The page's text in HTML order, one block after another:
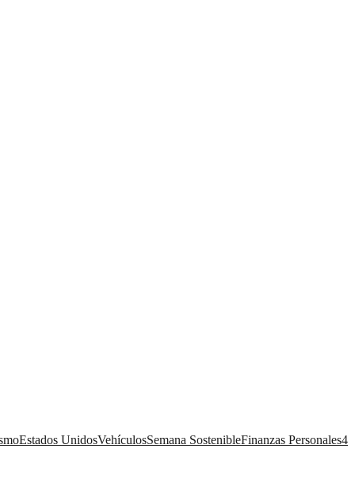
Estados UnidosVehículosSemana SostenibleFinanzas Personales4